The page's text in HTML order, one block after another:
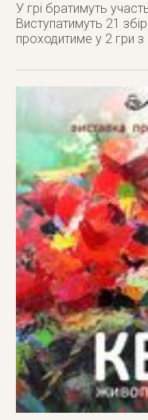
У грі братимуть
Виступатимуть 21
проходитиме у 2 гри